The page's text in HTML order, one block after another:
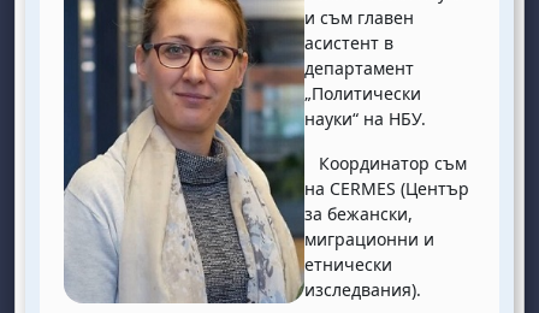
и съм главен
асистент в
департамент
„Политически
науки“ на НБУ.
Координатор съм
на CERMES (Център
за бежански,
миграционни и
етнически
изследвания).